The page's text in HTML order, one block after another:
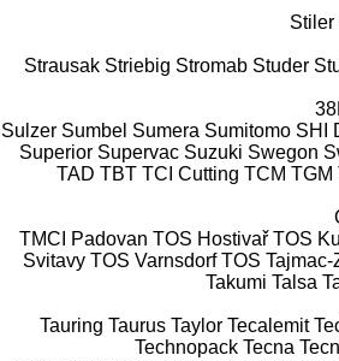
Stiler
Strausak Striebig Stromab Studer
Sulzer Sumbel Sumera Sumitomo SHI
Superior Supervac Suzuki Swegon
TAD TBT TCI Cutting TCM TGM
TMCI Padovan TOS Hostivař TOS
Svitavy TOS Varnsdorf TOS Tajmac-
Takumi Talsa
Tauring Taurus Taylor Tecalemit
Technopack Tecna